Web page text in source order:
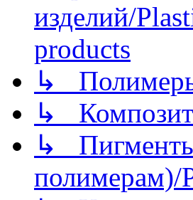
изделий/
products
↳
↳
↳
полимерам)/